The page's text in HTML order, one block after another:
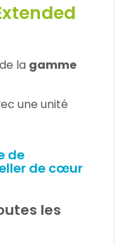
la gamme
une unité
de
de cœur
les